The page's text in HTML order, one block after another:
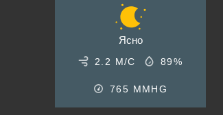
Ясно
2.2 М/С 89%
765 MMHG